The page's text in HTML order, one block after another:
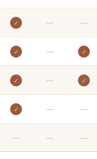
✓ — —
✓ — ✓
✓ — ✓
✓ — —
— — —